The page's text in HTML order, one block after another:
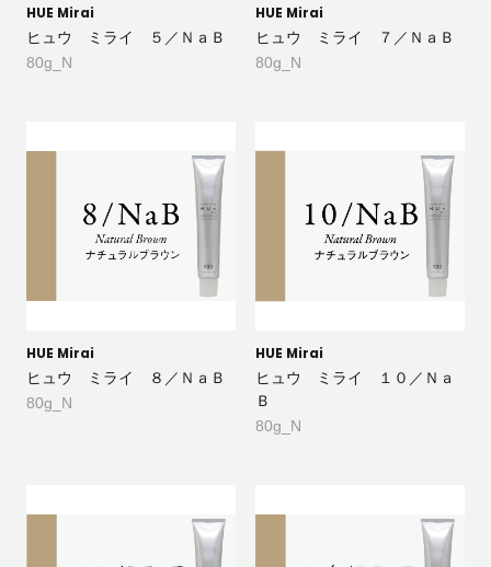
HUE Mirai
ヒュウ ミライ ５／ＮａＢ
80g_N
HUE Mirai
ヒュウ ミライ ７／ＮａＢ
80g_N
HUE Mirai
ヒュウ ミライ ８／ＮａＢ
80g_N
HUE Mirai
ヒュウ ミライ １０／Ｎａ
Ｂ
80g_N